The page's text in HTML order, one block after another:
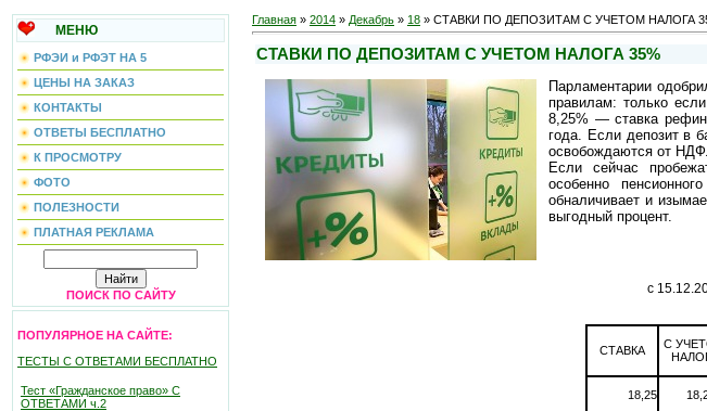
МЕНЮ
РФЭИ и РФЭТ НА 5
ЦЕНЫ НА ЗАКАЗ
КОНТАКТЫ
ОТВЕТЫ БЕСПЛАТНО
К ПРОСМОТРУ
ФОТО
ПОЛЕЗНОСТИ
ПЛАТНАЯ РЕКЛАМА
ПОИСК ПО САЙТУ
ПОПУЛЯРНОЕ НА САЙТЕ:
ТЕСТЫ С ОТВЕТАМИ БЕСПЛАТНО
Тест «Гражданское право» С
ОТВЕТАМИ ч.2
Главная » 2014 » Декабрь » 18 » СТАВКИ ПО ДЕПОЗИТАМ С УЧЕТОМ НАЛОГА
СТАВКИ ПО ДЕПОЗИТАМ С УЧЕТОМ НАЛОГА 35%
Парламентарии
правилам: только
8,25% — ставка
года. Если депозит в
освобождаются от
Если сейчас
особенно
обналичивает и
выгодный процент.
с
СТАВКА
С
18,25